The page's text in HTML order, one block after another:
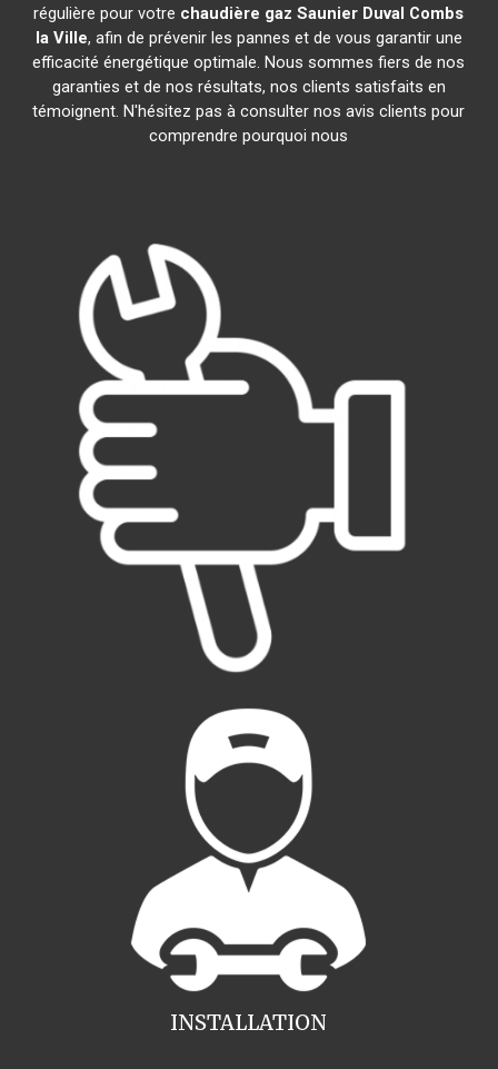
régulière pour votre chaudière gaz Saunier Duval Combs
la Ville, afin de prévenir les pannes et de vous garantir une
efficacité énergétique optimale. Nous sommes fiers de nos
garanties et de nos résultats, nos clients satisfaits en
témoignent. N'hésitez pas à consulter nos avis clients pour
comprendre pourquoi nous
INSTALLATION